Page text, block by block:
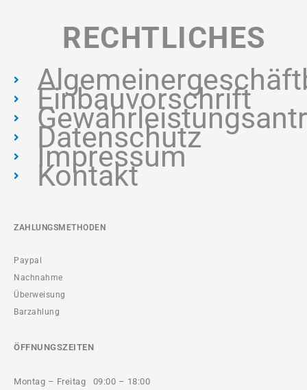
RECHTLICHES
Einbauvorschrift
Datenschutz
Impressum
Kontakt
ZAHLUNGSMETHODEN
Paypal
Nachnahme
Überweisung
Barzahlung
ÖFFNUNGSZEITEN
Montag – Freitag 09:00 – 18:00